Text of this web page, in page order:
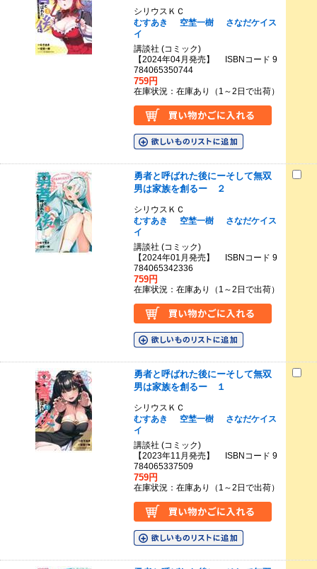
シリウスＫＣ
むすあき
空埜一樹
さなだケイス
イ
講談社 (コミック)
【2024年04月発売】 ISBNコード 9
784065350744
759円
在庫状況：在庫あり（1～2日で出荷）
勇者と呼ばれた後にーそして無双
男は家族を創るー ２
シリウスＫＣ
むすあき
空埜一樹
さなだケイス
イ
講談社 (コミック)
【2024年01月発売】 ISBNコード 9
784065342336
759円
在庫状況：在庫あり（1～2日で出荷）
勇者と呼ばれた後にーそして無双
男は家族を創るー １
シリウスＫＣ
むすあき
空埜一樹
さなだケイス
イ
講談社 (コミック)
【2023年11月発売】 ISBNコード 9
784065337509
759円
在庫状況：在庫あり（1～2日で出荷）